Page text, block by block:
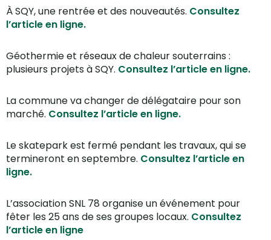
À SQY, une rentrée et des nouveautés. Consultez
l’article en ligne.
Géothermie et réseaux de chaleur souterrains :
plusieurs projets à SQY. Consultez l’article en ligne.
La commune va changer de délégataire pour son
marché. Consultez l’article en ligne.
Le skatepark est fermé pendant les travaux, qui se
termineront en septembre. Consultez l’article en
ligne.
L’association SNL 78 organise un événement pour
fêter les 25 ans de ses groupes locaux. Consultez
l’article en ligne